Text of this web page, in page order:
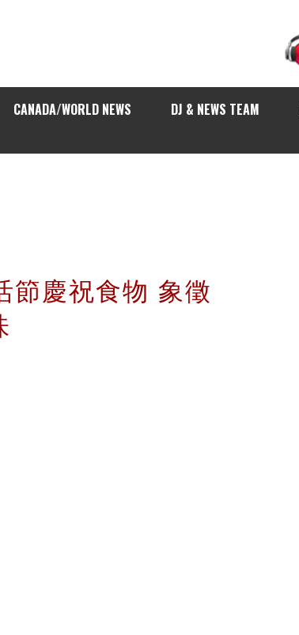
CANADA/WORLD NEWS DJ & NEWS TEAM
慶祝食物 象徵